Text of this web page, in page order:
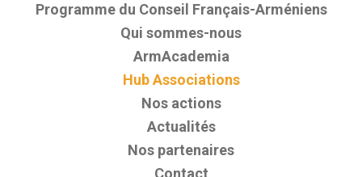
Programme du Conseil Français-Arméniens
Qui sommes-nous
ArmAcademia
Hub Associations
Nos actions
Actualités
Nos partenaires
Contact